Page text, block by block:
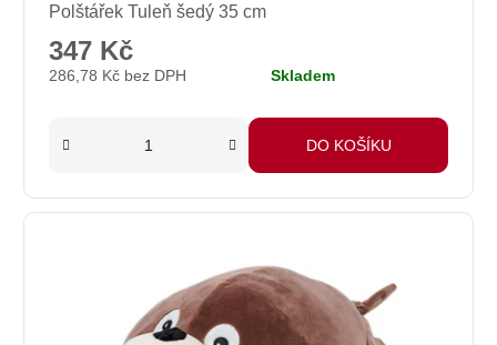
hodnocení
produktu
je
Polštářek Tuleň šedý 35 cm
286,78 Kč bez DPH
347 Kč
Skladem
DO KOŠÍKU